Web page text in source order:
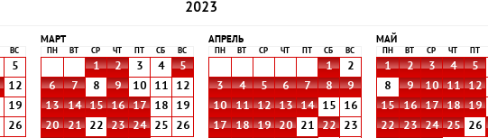
2023
ВС
5
12
19
26
МАРТ
ПН ВТ СР ЧТ СБ ВС
1 2 3 4
5
6
7 8 9 10 11
12
13
14 15 16 17 18
19
20
21 22 23 24 25
26
АПРЕЛЬ
ПН ВТ СР ЧТ СБ ВС
1
2
3
4 5 6 7 8
9
10
11 12 13 14 15
16
17
18 19 20 21 22
23
МАЙ
ПН ВТ СР ЧТ
1 2 3 4 5
8
9 10 11 12
15
16 17 18 19
22
23 24 25 26